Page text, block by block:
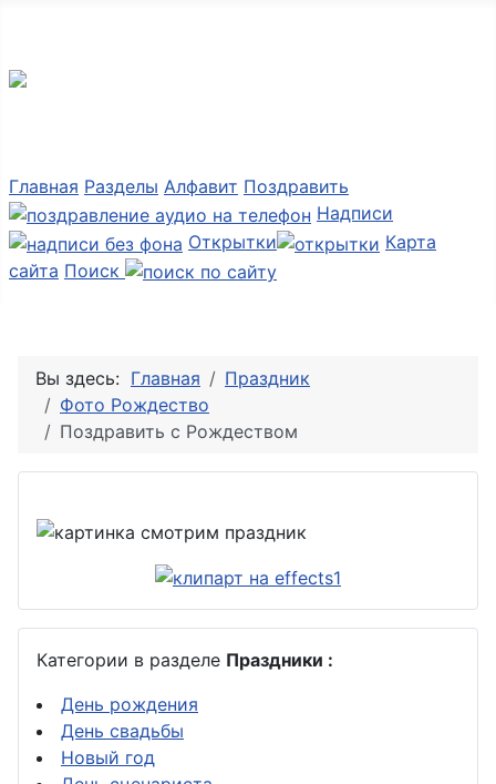
Главная Разделы Алфавит Поздравить
Надписи
Открытки
Карта
сайта Поиск
Вы здесь: Главная
Праздник
Фото Рождество
Поздравить с Рождеством
Категории в разделе Праздники :
День рождения
День свадьбы
Новый год